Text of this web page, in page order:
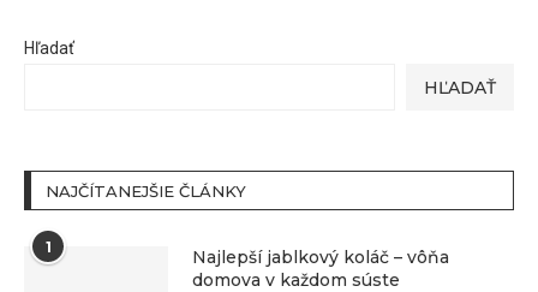
Hľadať
HĽADAŤ
NAJČÍTANEJŠIE ČLÁNKY
1
Najlepší jablkový koláč – vôňa
domova v každom súste